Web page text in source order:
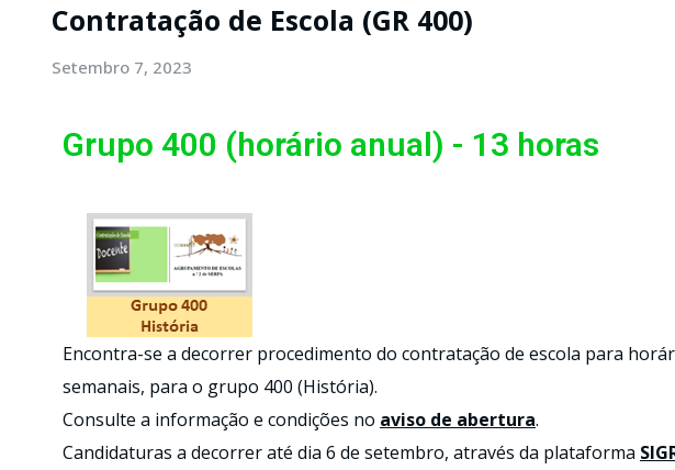
Contratação de Escola (GR 400)
Setembro 7, 2023
Grupo 400 (horário anual) - 13 horas
Encontra-se a decorrer procedimento do contratação de escola para
semanais, para o grupo 400 (História).
Consulte a informação e condições no aviso de abertura.
Candidaturas a decorrer até dia 6 de setembro, através da plataforma